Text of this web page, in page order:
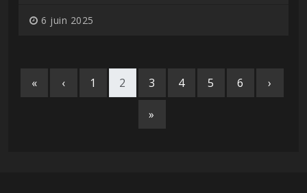
6 juin 2025
« ‹ 1 2 3 4 5 6 ›
»